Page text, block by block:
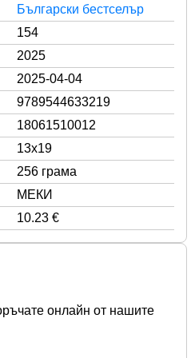
Български бестселър
154
2025
2025-04-04
9789544633219
18061510012
13x19
256 грама
МЕКИ
10.23 €
онлайн от нашите